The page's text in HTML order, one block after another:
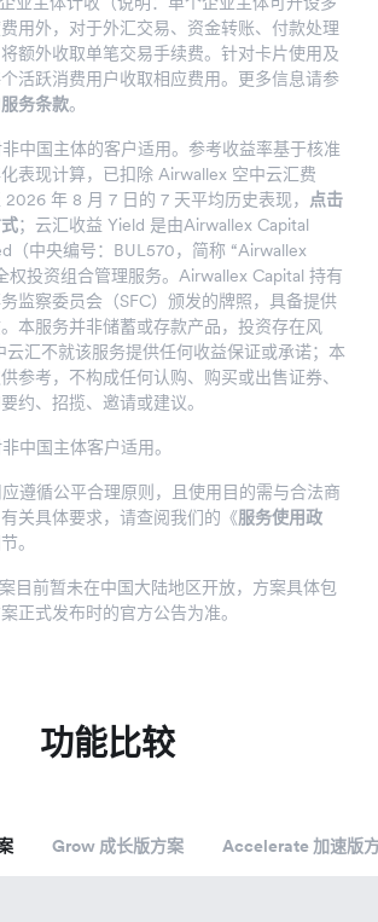
用外，对于外汇交易、资金转账、付款处理
额外收取单笔交易手续费。针对卡片使用及
活跃消费用户收取相应费用。更多信息请参
服务条款。
中国主体的客户适用。参考收益率基于核准
表现计算，已扣除 Airwallex 空中云汇费
年 8 月 7 日的 7 天平均历史表现， 点击
；云汇收益 Yield 是由Airwallex Capital
（中央编号：BUL570，简称 “Airwallex
权投资组合管理服务。Airwallex Capital 持有
监察委员会（SFC）颁发的牌照，具备提供
本服务并非储蓄或存款产品，投资存在风
云汇不就该服务提供任何收益保证或承诺；本
参考，不构成任何认购、购买或出售证券、
约、招揽、邀请或建议。
中国主体客户适用。
遵循公平合理原则，且使用目的需与合法商
关具体要求，请查阅我们的《服务使用政
。
目前暂未在中国大陆地区开放，方案具体包
正式发布时的官方公告为准。
功能比较
Grow 成长版方案 Accelerate 加速版